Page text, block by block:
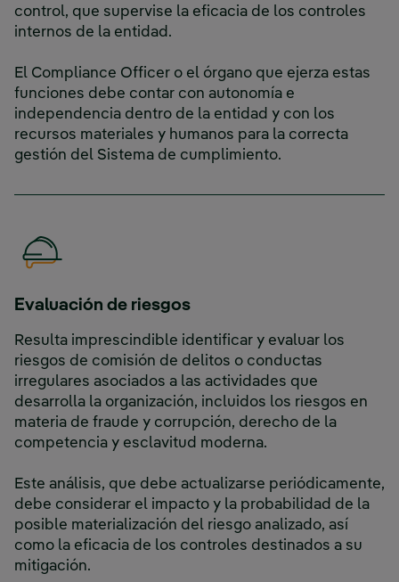
control, que supervise la eficacia de los controles
internos de la entidad.
El Compliance Officer o el órgano que ejerza estas
funciones debe contar con autonomía e
independencia dentro de la entidad y con los
recursos materiales y humanos para la correcta
gestión del Sistema de cumplimiento.
Evaluación de riesgos
Resulta imprescindible identificar y evaluar los
riesgos de comisión de delitos o conductas
irregulares asociados a las actividades que
desarrolla la organización, incluidos los riesgos en
materia de fraude y corrupción, derecho de la
competencia y esclavitud moderna.
Este análisis, que debe actualizarse periódicamente,
debe considerar el impacto y la probabilidad de la
posible materialización del riesgo analizado, así
como la eficacia de los controles destinados a su
mitigación.